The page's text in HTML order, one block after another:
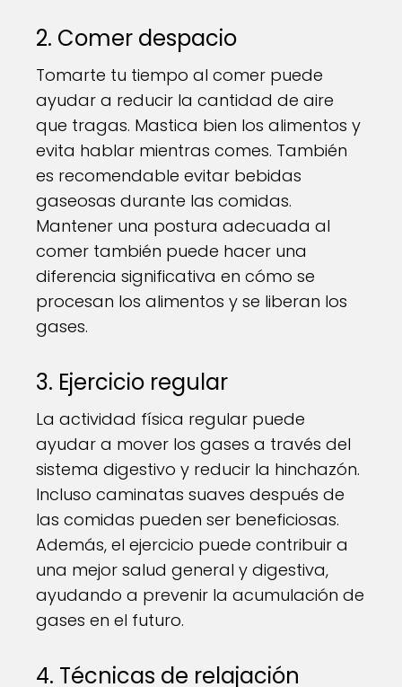
2. Comer despacio
Tomarte tu tiempo al comer puede
ayudar a reducir la cantidad de aire
que tragas. Mastica bien los alimentos y
evita hablar mientras comes. También
es recomendable evitar bebidas
gaseosas durante las comidas.
Mantener una postura adecuada al
comer también puede hacer una
diferencia significativa en cómo se
procesan los alimentos y se liberan los
gases.
3. Ejercicio regular
La actividad física regular puede
ayudar a mover los gases a través del
sistema digestivo y reducir la hinchazón.
Incluso caminatas suaves después de
las comidas pueden ser beneficiosas.
Además, el ejercicio puede contribuir a
una mejor salud general y digestiva,
ayudando a prevenir la acumulación de
gases en el futuro.
4. Técnicas de relajación